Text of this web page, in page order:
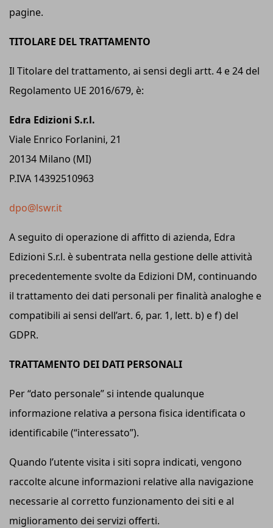
pagine.
TITOLARE DEL TRATTAMENTO
Il Titolare del trattamento, ai sensi degli artt. 4 e 24 del
Regolamento UE 2016/679, è:
Edra Edizioni S.r.l.
Viale Enrico Forlanini, 21
20134 Milano (MI)
P.IVA 14392510963
dpo@lswr.it
A seguito di operazione di affitto di azienda, Edra
Edizioni S.r.l. è subentrata nella gestione delle attività
precedentemente svolte da Edizioni DM, continuando
il trattamento dei dati personali per finalità analoghe e
compatibili ai sensi dell’art. 6, par. 1, lett. b) e f) del
GDPR.
TRATTAMENTO DEI DATI PERSONALI
Per “dato personale” si intende qualunque
informazione relativa a persona fisica identificata o
identificabile (“interessato”).
Quando l’utente visita i siti sopra indicati, vengono
raccolte alcune informazioni relative alla navigazione
necessarie al corretto funzionamento dei siti e al
miglioramento dei servizi offerti.